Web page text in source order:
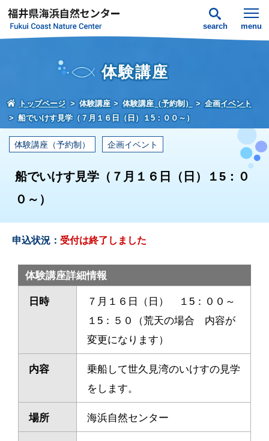
search menu
体験講座
トップページ 体験講座 体験講座（予約制）
企画イベント
船でいけす見学（７月１６日（日）１5：００～）
体験講座（予約制） 企画イベント
船でいけす見学（７月１６日（日）１5：０
０～）
申込状況： 受付は終了しました
体験講座詳細情報
日時
７月１６日（日） １5：００～
１5：５０（荒天の場合 内容が
変更になります）
内容
乗船して世久見湾のいけすの見学
をします。
場所 海浜自然センター